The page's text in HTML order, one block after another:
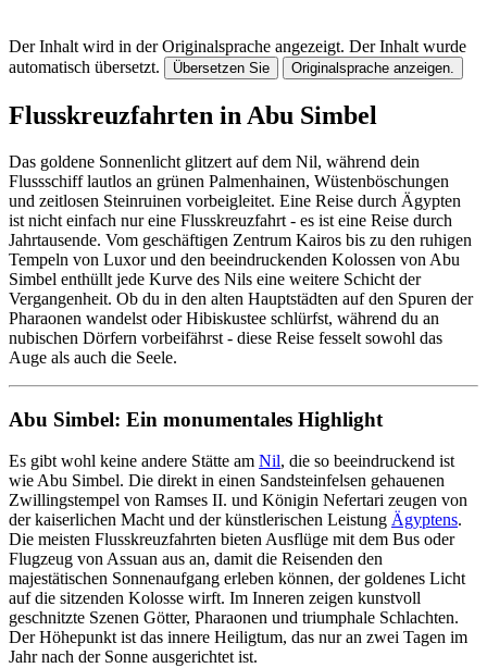
Der Inhalt wird in der Originalsprache angezeigt. Der Inhalt wurde
automatisch übersetzt.
Übersetzen Sie Originalsprache anzeigen.
Flusskreuzfahrten in Abu Simbel
Das goldene Sonnenlicht glitzert auf dem Nil, während dein
Flussschiff lautlos an grünen Palmenhainen, Wüstenböschungen
und zeitlosen Steinruinen vorbeigleitet. Eine Reise durch Ägypten
ist nicht einfach nur eine Flusskreuzfahrt - es ist eine Reise durch
Jahrtausende. Vom geschäftigen Zentrum Kairos bis zu den ruhigen
Tempeln von Luxor und den beeindruckenden Kolossen von Abu
Simbel enthüllt jede Kurve des Nils eine weitere Schicht der
Vergangenheit. Ob du in den alten Hauptstädten auf den Spuren der
Pharaonen wandelst oder Hibiskustee schlürfst, während du an
nubischen Dörfern vorbeifährst - diese Reise fesselt sowohl das
Auge als auch die Seele.
Abu Simbel: Ein monumentales Highlight
Es gibt wohl keine andere Stätte am Nil, die so beeindruckend ist
wie Abu Simbel. Die direkt in einen Sandsteinfelsen gehauenen
Zwillingstempel von Ramses II. und Königin Nefertari zeugen von
der kaiserlichen Macht und der künstlerischen Leistung Ägyptens.
Die meisten Flusskreuzfahrten bieten Ausflüge mit dem Bus oder
Flugzeug von Assuan aus an, damit die Reisenden den
majestätischen Sonnenaufgang erleben können, der goldenes Licht
auf die sitzenden Kolosse wirft. Im Inneren zeigen kunstvoll
geschnitzte Szenen Götter, Pharaonen und triumphale Schlachten.
Der Höhepunkt ist das innere Heiligtum, das nur an zwei Tagen im
Jahr nach der Sonne ausgerichtet ist.